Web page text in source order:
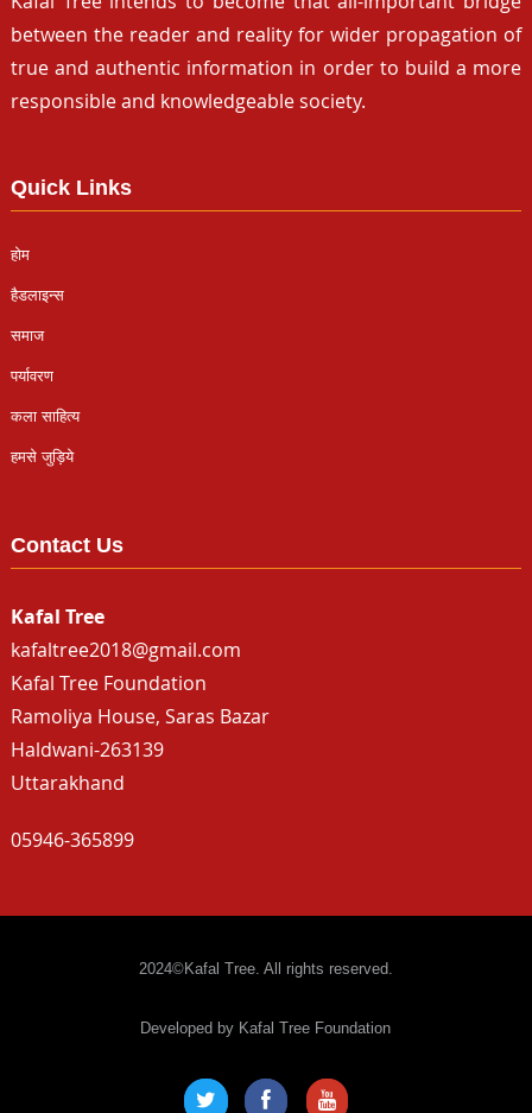
between the reader and reality for wider propagation of
true and authentic information in order to build a more
responsible and knowledgeable society.
Quick Links
होम
हैडलाइन्स
समाज
पर्यावरण
कला साहित्य
हमसे जुड़िये
Contact Us
Kafal Tree
kafaltree2018@gmail.com
Kafal Tree Foundation
Ramoliya House, Saras Bazar
Haldwani-263139
Uttarakhand
05946-365899
2024©Kafal Tree. All rights reserved.
Developed by Kafal Tree Foundation